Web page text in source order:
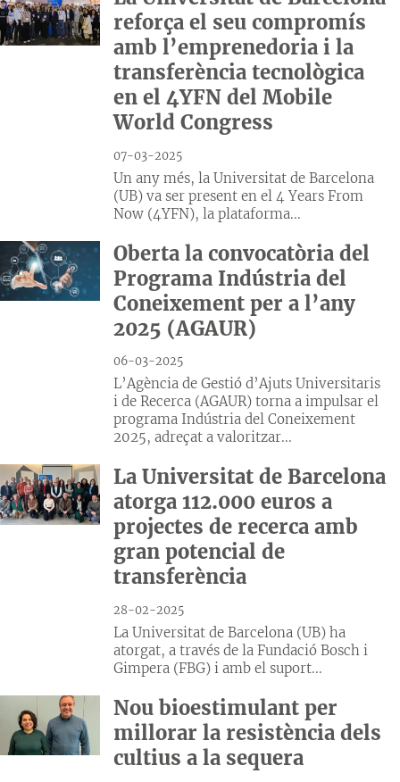
reforça el seu compromís
amb l’emprenedoria i la
transferència tecnològica
en el 4YFN del Mobile
World Congress
07-03-2025
Un any més, la Universitat de Barcelona
(UB) va ser present en el 4 Years From
Now (4YFN), la plataforma...
Oberta la convocatòria del
Programa Indústria del
Coneixement per a l’any
2025 (AGAUR)
06-03-2025
L’Agència de Gestió d’Ajuts Universitaris
i de Recerca (AGAUR) torna a impulsar el
programa Indústria del Coneixement
2025, adreçat a valoritzar...
La Universitat de Barcelona
atorga 112.000 euros a
projectes de recerca amb
gran potencial de
transferència
28-02-2025
La Universitat de Barcelona (UB) ha
atorgat, a través de la Fundació Bosch i
Gimpera (FBG) i amb el suport...
Nou bioestimulant per
millorar la resistència dels
cultius a la sequera